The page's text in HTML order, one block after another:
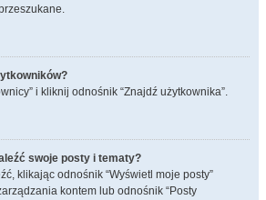
i kliknij odnośnik “Znajdź użytkownika”.
swoje posty i tematy?
klikając odnośnik “Wyświetl moje posty”
kontem lub odnośnik “Posty